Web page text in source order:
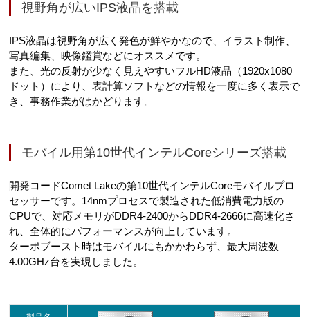
視野角が広いIPS液晶を搭載
IPS液晶は視野角が広く発色が鮮やかなので、イラスト制作、
写真編集、映像鑑賞などにオススメです。
また、光の反射が少なく見えやすいフルHD液晶（1920x1080
ドット）により、表計算ソフトなどの情報を一度に多く表示で
き、事務作業がはかどります。
モバイル用第10世代インテルCoreシリーズ搭載
開発コードComet Lakeの第10世代インテルCoreモバイルプロ
セッサーです。14nmプロセスで製造された低消費電力版の
CPUで、対応メモリがDDR4-2400からDDR4-2666に高速化さ
れ、全体的にパフォーマンスが向上しています。
ターボブースト時はモバイルにもかかわらず、最大周波数
4.00GHz台を実現しました。